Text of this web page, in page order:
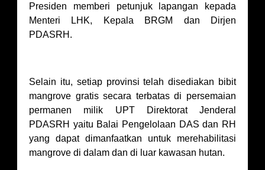
Presiden memberi petunjuk lapangan kepada
Menteri LHK, Kepala BRGM dan Dirjen
PDASRH.
Selain itu, setiap provinsi telah disediakan bibit
mangrove gratis secara terbatas di persemaian
permanen milik UPT Direktorat Jenderal
PDASRH yaitu Balai Pengelolaan DAS dan RH
yang dapat dimanfaatkan untuk merehabilitasi
mangrove di dalam dan di luar kawasan hutan.